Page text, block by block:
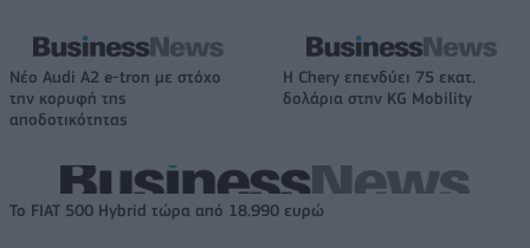
Νέο Audi A2 e-tron με στόχο
την κορυφή της
αποδοτικότητας
Η Chery επενδύει 75 εκατ.
δολάρια στην KG Mobility
Το FIAT 500 Hybrid τώρα από 18.990 ευρώ